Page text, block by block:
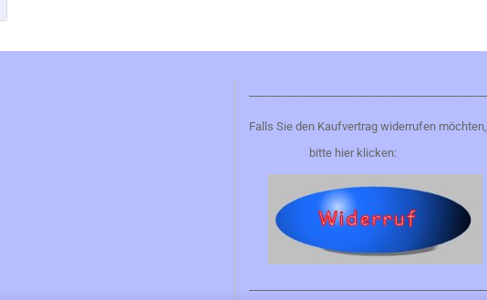
Falls Sie den Kaufvertrag widerrufen möchten,
bitte hier klicken: